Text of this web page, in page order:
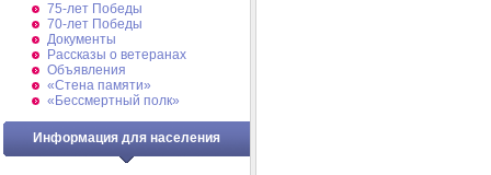
75-лет Победы
70-лет Победы
Документы
Рассказы о ветеранах
Объявления
«Стена памяти»
«Бессмертный полк»
Информация для населения